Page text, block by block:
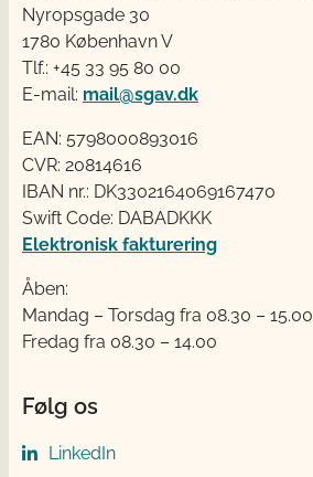
Nyropsgade 30
1780 København V
Tlf.: +45 33 95 80 00
E-mail: mail@sgav.dk
EAN: 5798000893016
CVR: 20814616
IBAN nr.: DK3302164069167470
Swift Code: DABADKKK
Elektronisk fakturering
Åben:
Mandag – Torsdag fra 08.30 – 15.00
Fredag fra 08.30 – 14.00
Følg os
LinkedIn